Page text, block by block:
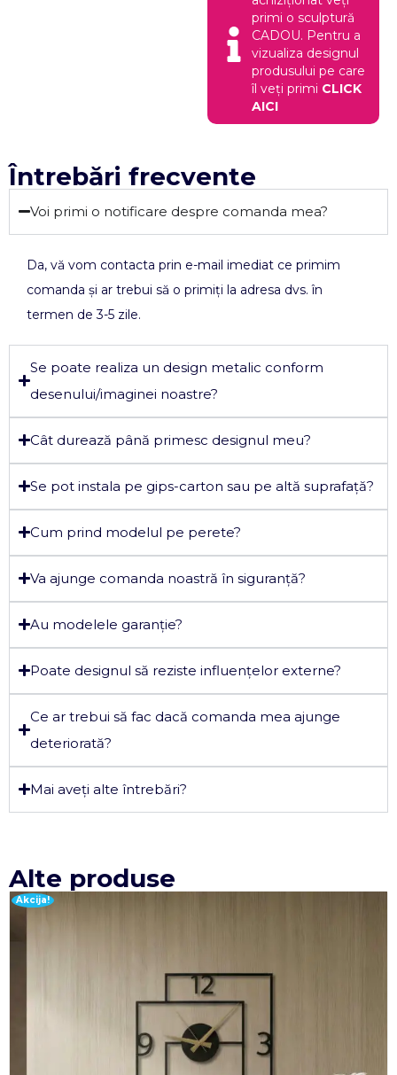
primi o sculptură
CADOU. Pentru a
vizualiza designul
produsului pe care
îl veți primi CLICK
AICI
Întrebări frecvente
Voi primi o notificare despre comanda mea?
Da, vă vom contacta prin e-mail imediat ce primim
comanda și ar trebui să o primiți la adresa dvs. în
termen de 3-5 zile.
Se poate realiza un design metalic conform
desenului/imaginei noastre?
Cât durează până primesc designul meu?
Se pot instala pe gips-carton sau pe altă suprafață?
Cum prind modelul pe perete?
Va ajunge comanda noastră în siguranță?
Au modelele garanție?
Poate designul să reziste influențelor externe?
Ce ar trebui să fac dacă comanda mea ajunge
deteriorată?
Mai aveți alte întrebări?
Alte produse
Akcija!